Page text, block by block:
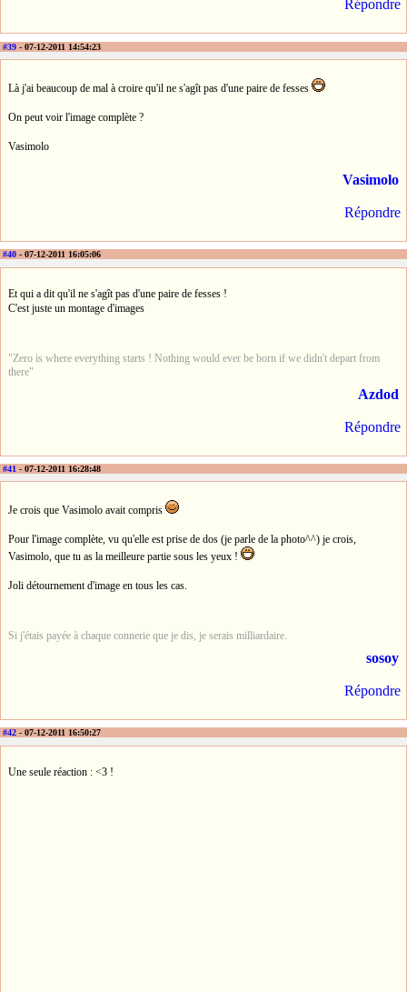
Répondre
#39 - 07-12-2011 14:54:23
Là j'ai beaucoup de mal à croire qu'il ne s'agît pas d'une paire de fesses
On peut voir l'image complète ?
Vasimolo
Vasimolo
Répondre
#40 - 07-12-2011 16:05:06
Et qui a dit qu'il ne s'agît pas d'une paire de fesses !
C'est juste un montage d'images
"Zero is where everything starts ! Nothing would ever be born if we didn't depart from
there"
Azdod
Répondre
#41 - 07-12-2011 16:28:48
Je crois que Vasimolo avait compris
Pour l'image complète, vu qu'elle est prise de dos (je parle de la photo^^) je crois,
Vasimolo, que tu as la meilleure partie sous les yeux !
Joli détournement d'image en tous les cas.
Si j'étais payée à chaque connerie que je dis, je serais milliardaire.
sosoy
Répondre
#42 - 07-12-2011 16:50:27
Une seule réaction : <3 !